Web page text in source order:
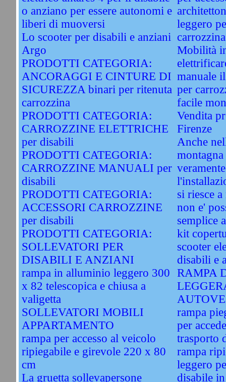
o anziano per essere autonomi e
liberi di muoversi
Lo scooter per disabili e anziani
Argo
PRODOTTI CATEGORIA:
ANCORAGGI E CINTURE DI
SICUREZZA binari per ritenuta
carrozzina
PRODOTTI CATEGORIA:
CARROZZINE ELETTRICHE
per disabili
PRODOTTI CATEGORIA:
CARROZZINE MANUALI per
disabili
PRODOTTI CATEGORIA:
ACCESSORI CARROZZINE
per disabili
PRODOTTI CATEGORIA:
SOLLEVATORI PER
DISABILI E ANZIANI
rampa in alluminio leggero 300
x 82 telescopica e chiusa a
valigetta
SOLLEVATORI MOBILI
APPARTAMENTO
rampa per accesso al veicolo
ripiegabile e girevole 220 x 80
cm
La gruetta sollevapersone
leggero
carrozzina
Mobilità
manuale
per
facile
Vendita
Firenze
Anche
si riesce
non e'
semplice
kit
scooter
disabili e
RAMPA
rampa
per
trasporto
rampa
leggero
disabile